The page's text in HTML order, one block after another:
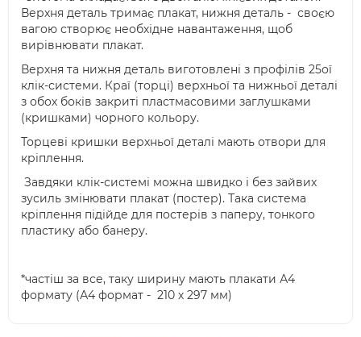
Верхня деталь тримає плакат, нижня деталь - своєю
вагою створює необхідне навантаження, щоб
вирівнювати плакат.
Верхня та нижня деталь виготовлені з профілів 25ої
клік-системи. Краї (торці) верхньої та нижньої деталі
з обох боків закриті пластмасовими заглушками
(кришками) чорного кольору.
Торцеві кришки верхньої деталі мають отвори для
кріплення.
Завдяки клік-системі можна швидко і без зайвих
зусиль змінювати плакат (постер). Така система
кріплення підійде для постерів з паперу, тонкого
пластику або банеру.
*частіш за все, таку ширину мають плакати А4
формату (А4 формат - 210 х 297 мм)